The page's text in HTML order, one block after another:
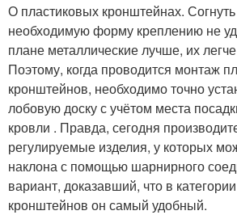
О пластиковых кронштейнах.
необходимую форму креплению не
плане металлические лучше, их
Поэтому, когда проводится монтаж
кронштейнов, необходимо точно
лобовую доску с учётом места
кровли . Правда, сегодня
регулируемые изделия, у которых
наклона с помощью шарнирного
вариант, доказавший, что в
кронштейнов он самый удобный.